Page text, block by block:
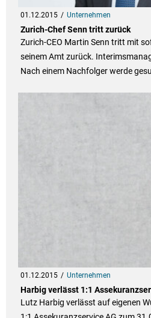
01.12.2015 Unternehmen
Zurich-Chef Senn tritt zurück
Zurich-CEO Martin Senn tritt mit
seinem Amt zurück.
Nach einem Nachfolger werde
01.12.2015 Unternehmen
Harbig verlässt 1:1
Lutz Harbig verlässt auf eigenen